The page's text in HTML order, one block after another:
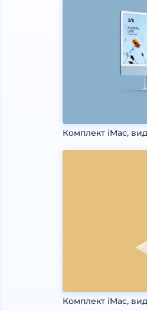
Комплект iMac,
Комплект iMac,